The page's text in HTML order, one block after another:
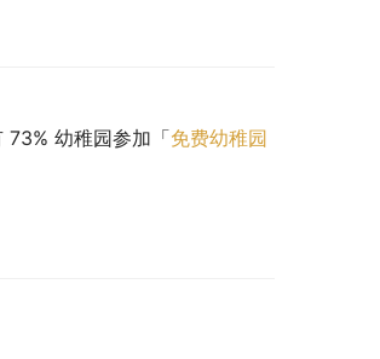
73% 幼稚园参加「免费幼稚园